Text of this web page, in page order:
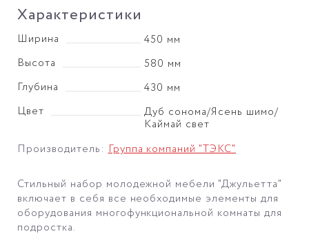
Характеристики
Ширина
450 мм
Высота
580 мм
Глубина
430 мм
Цвет
Дуб сонома/Ясень шимо/
Каймай свет
Производитель:Группа компаний "ТЭКС"
Стильный набор молодежной мебели "Джульетта"
включает в себя все необходимые элементы для
оборудования многофункциональной комнаты для
подростка.